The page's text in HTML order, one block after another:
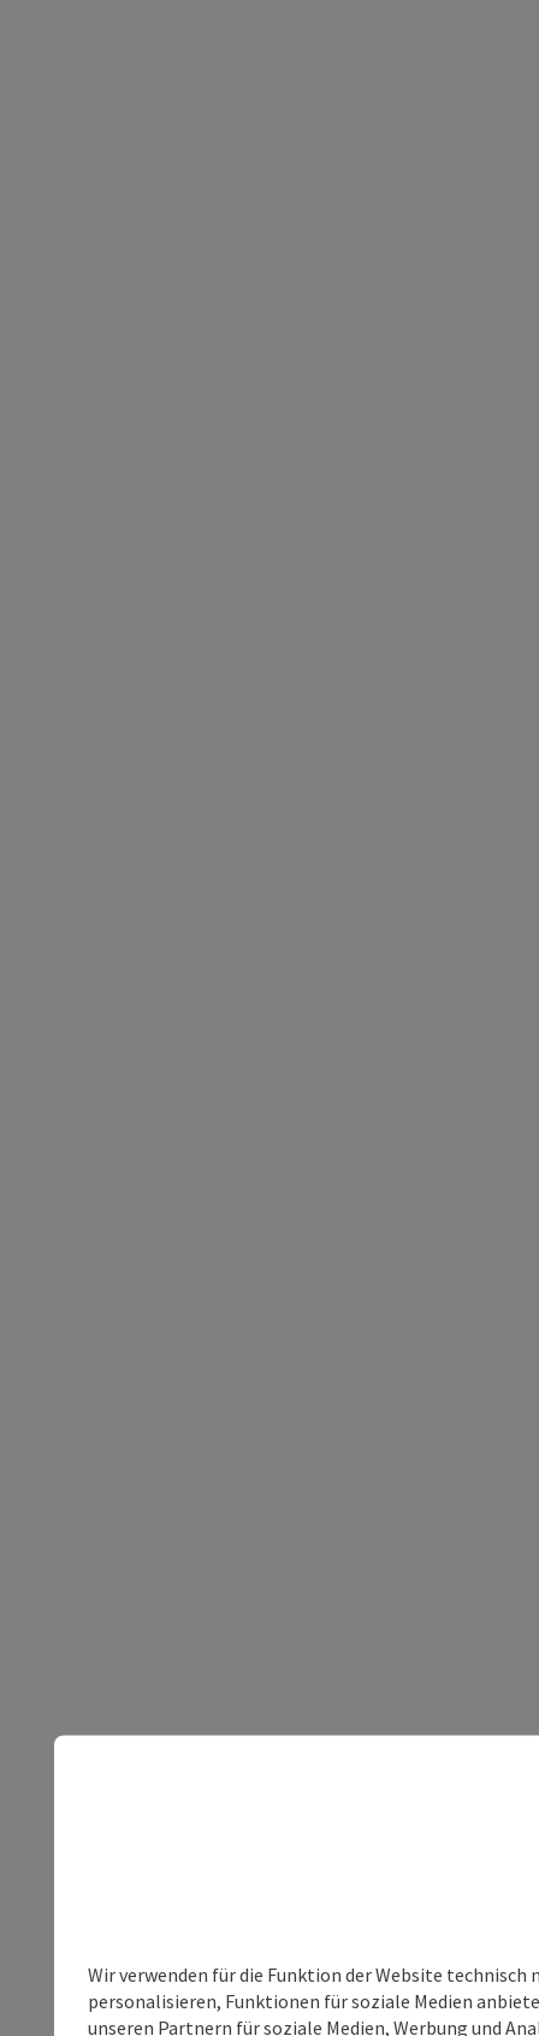
Wir verwenden für die Funktion der Website
personalisieren, Funktionen für soziale Medien
unseren Partnern für soziale Medien, Werbung und